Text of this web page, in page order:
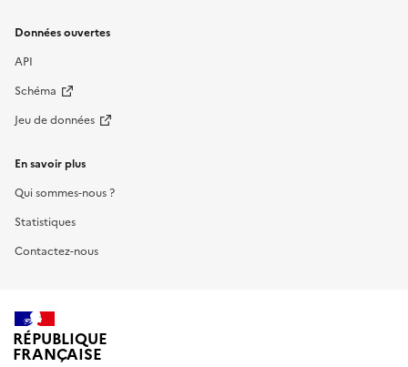
Données ouvertes
API
Schéma
Jeu de données
En savoir plus
Qui sommes-nous ?
Statistiques
Contactez-nous
RÉPUBLIQUE
FRANÇAISE